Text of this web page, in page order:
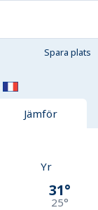
Spara plats
Jämför
Yr
31°
25°